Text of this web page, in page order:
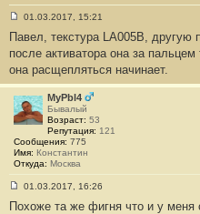
о
б
щ
н
и
е
#
01.03.2017, 15:21
Павел, текстура LA005B, другую
после активатора она за пальцем
она расщепляться начинает.
MyPbl4
Бывалый
Возраст: 53
Репутация: 121
Сообщения: 775
Имя: Константин
Откуда: Москва
о
01.03.2017, 16:26
Похоже та же фигня что и у меня